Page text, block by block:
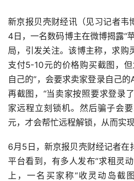
新京报贝壳财经讯（见习记者韦
4日，一名数码博主在微博揭露“
局，引发关注。该博主称，求购
支付5-10元的价格购买截图，
自己的”，会要求卖家登录自己
再截图，“当卖家按照要求登录
家远程立刻锁机。然后骗子会
元，才会帮忙远程解锁，从而实
6月5日，新京报贝壳财经记者在
平台看到，有多人发布“求租灵
上，一名买家称“收灵动岛截